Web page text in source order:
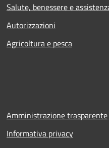
Salute, benessere e
Autorizzazioni
Agricoltura e pesca
Amministrazione trasparente
Informativa privacy